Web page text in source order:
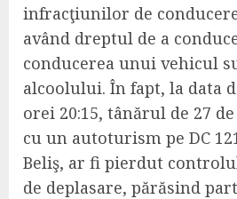
infracţiunilor de
având dreptul de a
conducerea unui vehicul
alcoolului. În fapt, la data
orei 20:15, tânărul de 27
cu un autoturism pe DC
Beliş, ar fi pierdut
de deplasare, părăsind